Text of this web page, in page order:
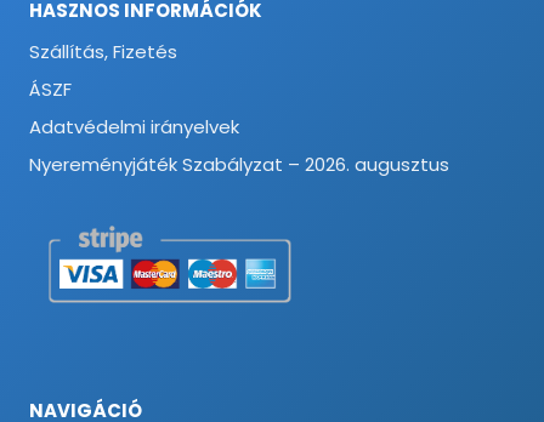
HASZNOS INFORMÁCIÓK
Szállítás, Fizetés
ÁSZF
Adatvédelmi irányelvek
Nyereményjáték Szabályzat – 2026. augusztus
NAVIGÁCIÓ